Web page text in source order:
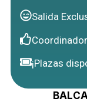
Salida
¡Plazas